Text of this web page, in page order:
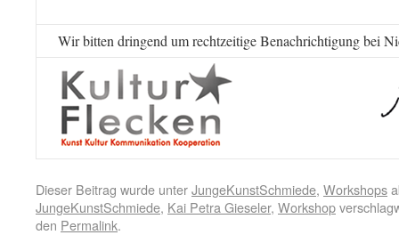
Wir bitten dringend um rechtzeitige Benachrichtigung bei
Dieser Beitrag wurde unterJungeKunstSchmiede, Workshops
JungeKunstSchmiede, Kai Petra Gieseler, Workshop
den Permalink.